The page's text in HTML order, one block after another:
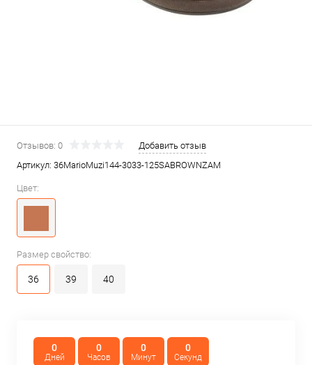
Отзывов: 0
Добавить отзыв
Артикул: 36MarioMuzi144-3033-125SABROWNZAM
Цвет:
Размер свойство:
36 39 40
0
Дней
0
Часов
0
Минут
0
Секунд